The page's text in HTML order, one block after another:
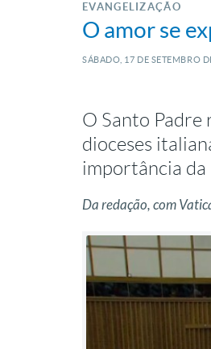
EVANGELIZAÇÃO
O amor se
SÁBADO, 17 DE SETEMBRO
O Santo Padre
dioceses
importância
Da redação, com